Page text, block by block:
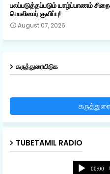
பலப்படுத்தப்படும் யாழ்ப்பாணம்
பொலிஸார் குவிப்பு!
August 07, 2026
கருத்துரையிடுக
TUBETAMIL RADIO